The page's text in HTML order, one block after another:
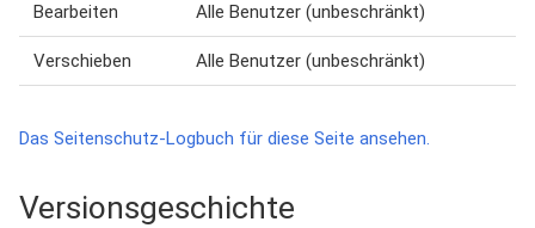
Bearbeiten Alle Benutzer (unbeschränkt)
Verschieben Alle Benutzer (unbeschränkt)
Das Seitenschutz-Logbuch für diese Seite ansehen.
Versionsgeschichte